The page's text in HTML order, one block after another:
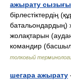
ажырату сызығы
бірлестіктердің
батальондардың)
жолақтарын
командир
толковый
шегара ажырату